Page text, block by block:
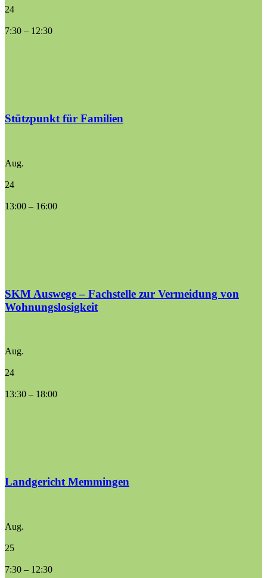
24
7:30 – 12:30
Stützpunkt für Familien
Aug.
24
13:00 – 16:00
SKM Auswege – Fachstelle zur Vermeidung von
Wohnungslosigkeit
Aug.
24
13:30 – 18:00
Landgericht Memmingen
Aug.
25
7:30 – 12:30